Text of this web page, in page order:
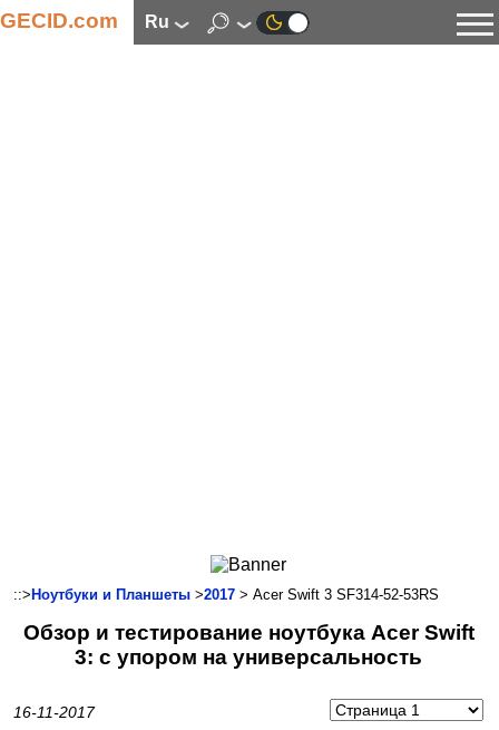
GECID.com ru
Смартфоны
Коммуникации
Автоэлектроника
::> Ноутбуки и Планшеты >2017 > Acer Swift 3 SF314-52-53RS
Обзор и тестирование ноутбука Acer Swift
3: с упором на универсальность
16-11-2017